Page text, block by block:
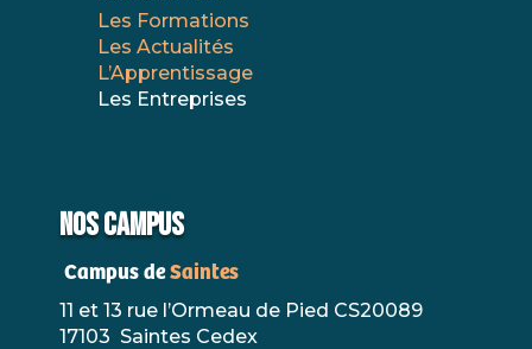
Les Formations
Les Actualités
L’Apprentissage
Les Entreprises
NOS CAMPUS
Campus deSaintes
11 et 13 rue l’Ormeau de Pied CS20089
17103 Saintes Cedex